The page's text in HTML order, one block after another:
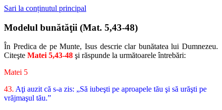
Sari la conținutul principal
Modelul bunătăţii (Mat. 5,43-48)
În Predica de pe Munte, Isus descrie clar bunătatea lui Dumnezeu.
Citeşte Matei 5,43-48 şi răspunde la următoarele întrebări:
Matei 5
43. Aţi auzit că s-a zis: „Să iubeşti pe aproapele tău şi să urăşti pe
vrăjmaşul tău.”